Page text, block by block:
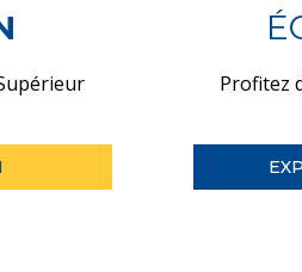
Profitez